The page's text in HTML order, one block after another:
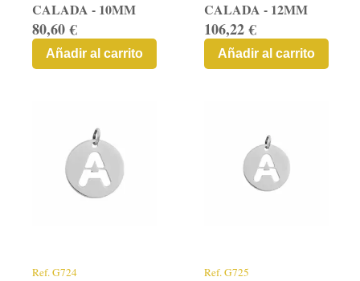
CALADA - 10MM
80,60 €
Añadir al carrito
CALADA - 12MM
106,22 €
Añadir al carrito
Ref.G724 Ref.G725